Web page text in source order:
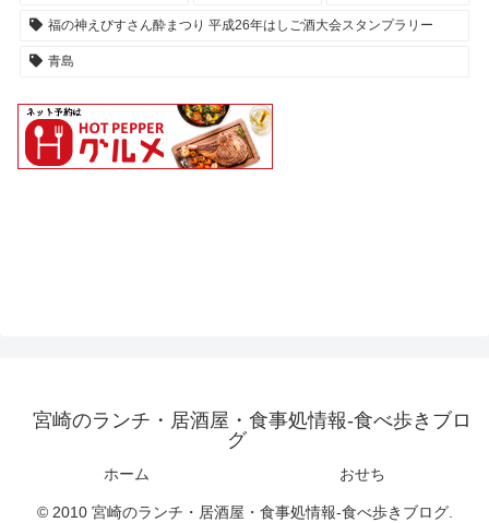
福の神えびすさん酔まつり 平成26年はしご酒大会スタンプラリー
青島
宮崎のランチ・居酒屋・食事処情報-食べ歩きブロ
グ
ホーム おせち
© 2010 宮崎のランチ・居酒屋・食事処情報-食べ歩きブログ.